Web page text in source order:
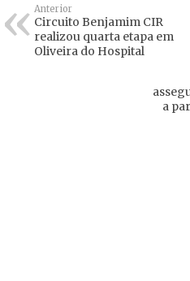
Anterior
Circuito Benjamim CIR
realizou quarta etapa em
Oliveira do Hospital
a